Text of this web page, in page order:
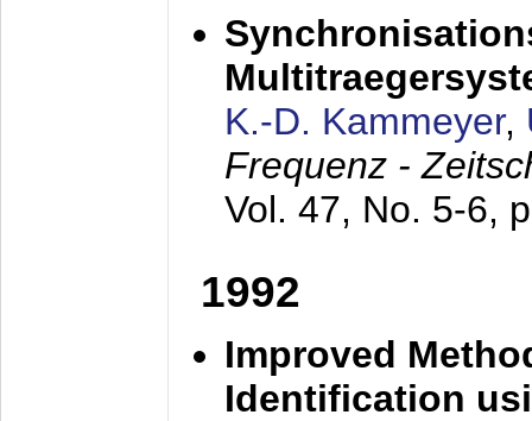
K.-D. Kammeyer,
Frequenz -
Vol. 47, No. 5-6,
1992
Improved
Identification